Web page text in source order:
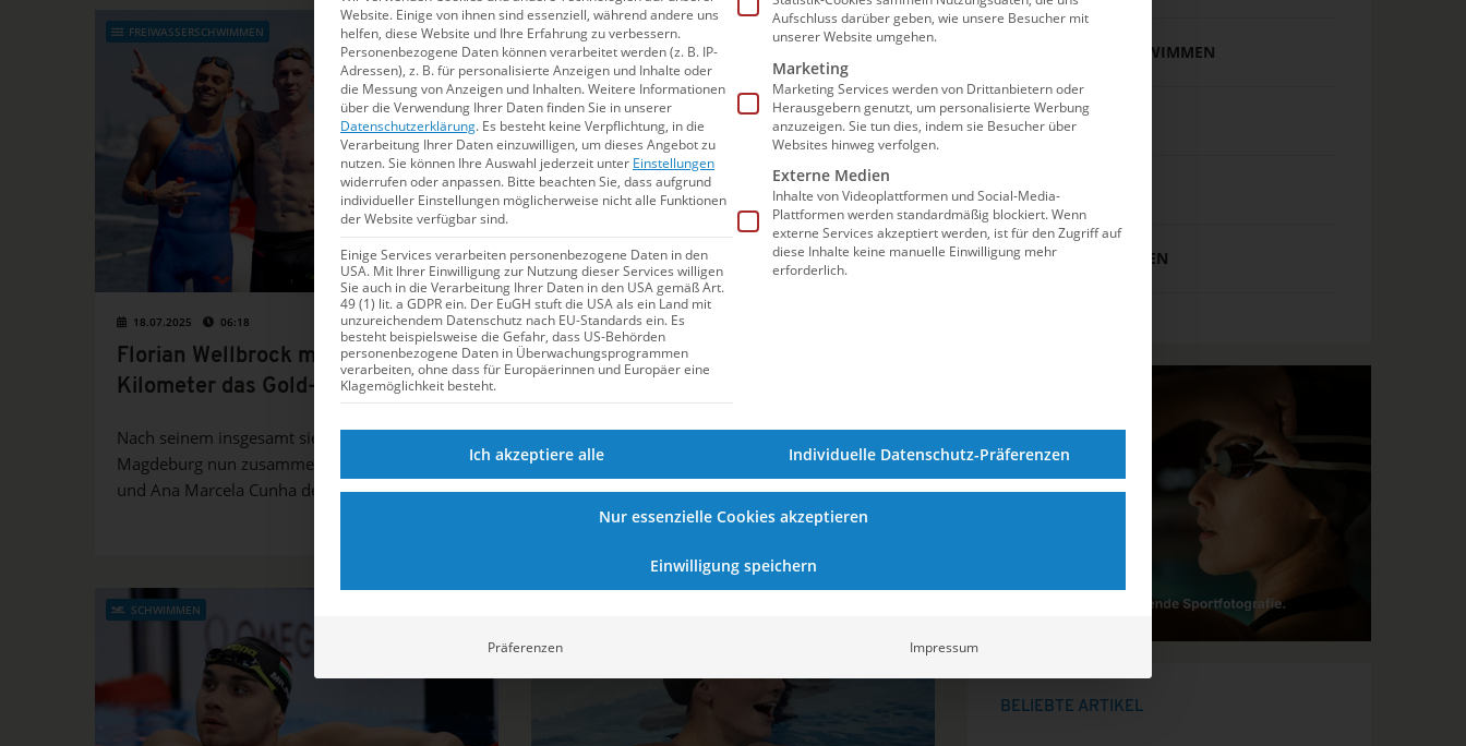
FREIWASSERSCHWIMMEN
18.07.2025 06:18
Florian Wellbrock macht über fünf
Kilometer das Gold-Double perfekt
Nach seinem insgesamt siebten WM-Titel ist der
Magdeburg nun zusammen mit Thomas Lurz
und Ana Marcela Cunha der erfolgreichste
INTERNATIONAL
17.07.2025 05:59
Schwimmen als großes Finale: Das
2028 eine völlig neue Rolle spielt und welches
Mega-Stadion Schauplatz des großen Finales
wird. Der frisch veröffentlichte Zeitplan gibt
Austragungsorte und Besonderheiten der
Sommerspiele in Los Angeles.
SCHWIMMEN
SYNCHRONSCHWIMMEN
TIPPS & TRICKS
WASSERBALL
WASSERSPRINGEN
BELIEBTE ARTIKEL
Website. Einige von ihnen sind essenziell, während andere uns
helfen, diese Website und Ihre Erfahrung zu verbessern.
Personenbezogene Daten können verarbeitet werden (z. B. IP-
Adressen), z. B. für personalisierte Anzeigen und Inhalte oder
die Messung von Anzeigen und Inhalten.Weitere Informationen
über die Verwendung Ihrer Daten finden Sie in unserer
Datenschutzerklärung. Es besteht keine Verpflichtung, in die
Verarbeitung Ihrer Daten einzuwilligen, um dieses Angebot zu
nutzen.Sie können Ihre Auswahl jederzeit unter Einstellungen
widerrufen oder anpassen. Bitte beachten Sie, dass aufgrund
individueller Einstellungen möglicherweise nicht alle Funktionen
der Website verfügbar sind.
Einige Services verarbeiten personenbezogene Daten in den
USA. Mit Ihrer Einwilligung zur Nutzung dieser Services willigen
Sie auch in die Verarbeitung Ihrer Daten in den USA gemäß Art.
49 (1) lit. a GDPR ein. Der EuGH stuft die USA als ein Land mit
unzureichendem Datenschutz nach EU-Standards ein. Es
besteht beispielsweise die Gefahr, dass US-Behörden
personenbezogene Daten in Überwachungsprogrammen
verarbeiten, ohne dass für Europäerinnen und Europäer eine
Klagemöglichkeit besteht.
Aufschluss darüber geben, wie unsere Besucher mit
unserer Website umgehen.
Marketing
Marketing Services werden von Drittanbietern oder
Herausgebern genutzt, um personalisierte Werbung
anzuzeigen. Sie tun dies, indem sie Besucher über
Websites hinweg verfolgen.
Externe Medien
Inhalte von Videoplattformen und Social-Media-
Plattformen werden standardmäßig blockiert. Wenn
externe Services akzeptiert werden, ist für den Zugriff auf
diese Inhalte keine manuelle Einwilligung mehr
erforderlich.
Ich akzeptiere alle Individuelle Datenschutz-Präferenzen
Nur essenzielle Cookies akzeptieren
Einwilligung speichern
Präferenzen Impressum